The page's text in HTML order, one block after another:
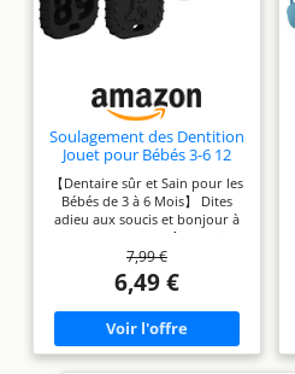
Soulagement des Dentition
Jouet pour Bébés 3-6 12
Mois Cadeaux,
Télécommande en Jouets
de Bain en Silicone pour 3 6
9 Mois Autiste, Sensoriels
Noir
【Dentaire sûr et Sain pour les
Bébés de 3 à 6 Mois】 Dites
adieu aux soucis et bonjour à
un temps de jeu sûr et sain!
Nos jouets de dentition pour
bébés sont fabriqués à partir
de matériaux en silicone de
haute qualité 100% de qualité
alimentaire qui sont sans PVC,
sans plomb, sans BPA et sans
latex, des essentiels sans
7,99 €
6,49 €